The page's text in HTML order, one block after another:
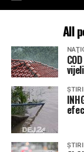
All